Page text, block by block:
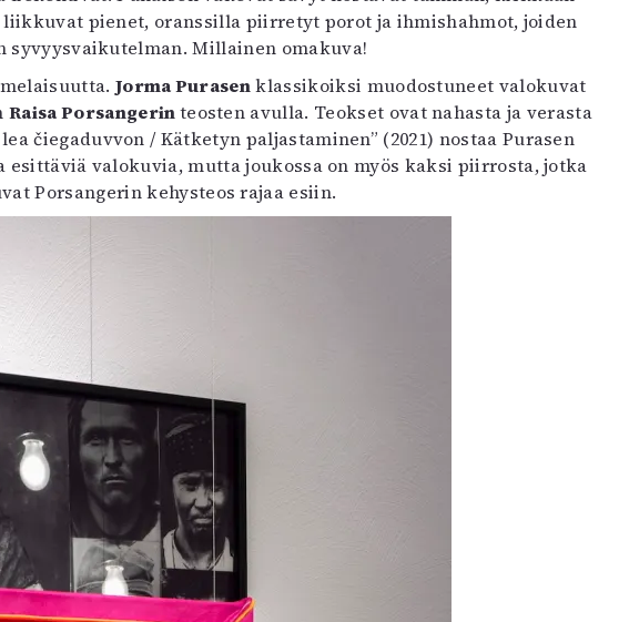
pienet, oranssilla piirretyt porot ja ihmishahmot, joiden
syvyysvaikutelman. Millainen omakuva!
Jorma Purasenklassikoiksi muodostuneet valokuvat
Raisa Porsangerinteosten avulla. Teokset ovat nahasta ja verasta
čiegaduvvon / Kätketyn paljastaminen” (2021) nostaa Purasen
valokuvia, mutta joukossa on myös kaksi piirrosta, jotka
Porsangerin kehysteos rajaa esiin.